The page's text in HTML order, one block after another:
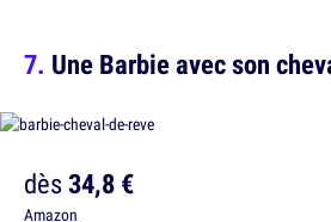
Une Barbie avec son
dès34,8 €
Amazon